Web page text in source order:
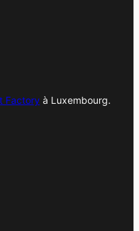
Factoryà Luxembourg.